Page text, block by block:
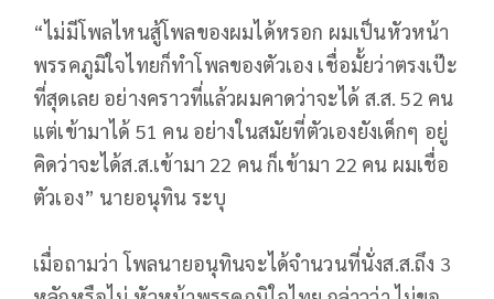
“ไม่มีโพลไหนสู้โพลของผมได้หรอก ผมเป็นหัวหน้า
พรรคภูมิใจไทยก็ทำโพลของตัวเอง เชื่อมั้ยว่าตรงเป๊ะ
ที่สุดเลย อย่างคราวที่แล้วผมคาดว่าจะได้ ส.ส. 52 คน
แต่เข้ามาได้ 51 คน อย่างในสมัยที่ตัวเองยังเด็กๆ อยู่
คิดว่าจะได้ส.ส.เข้ามา 22 คน ก็เข้ามา 22 คน ผมเชื่อ
ตัวเอง” นายอนุทิน ระบุ
เมื่อถามว่า โพลนายอนุทินจะได้จำนวนที่นั่งส.ส.ถึง 3